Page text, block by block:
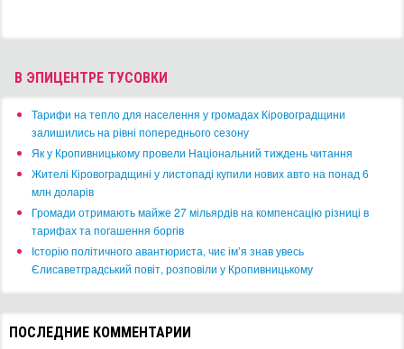
В ЭПИЦЕНТРЕ ТУСОВКИ
​Тарифи на тепло для населення у громадах Кіровоградщини
залишились на рівні попереднього сезону
​Як у Кропивницькому провели Національний тиждень читання
​Жителі Кіровоградщині у листопаді купили нових авто на понад 6
млн доларів
​Громади отримають майже 27 мільярдів на компенсацію різниці в
тарифах та погашення боргів
Історію політичного авантюриста, чиє ім’я знав увесь
Єлисаветградський повіт, розповіли у Кропивницькому
ПОСЛЕДНИЕ КОММЕНТАРИИ